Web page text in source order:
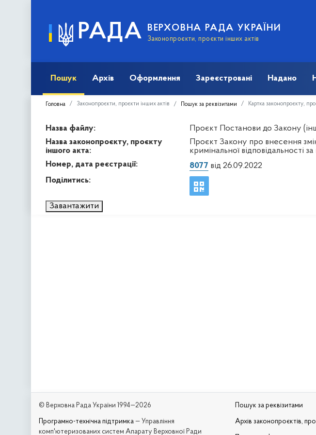
РАДА ВЕРХОВНА РАДА УКРАЇНИ
Законопроєкти, проєкти інших актів
Пошук Архів Оформлення Зареєстровані Надано
Головна Законопроєкти, проєкти інших актів Пошук за реквізитами Картка законопроєкту,
Назва файлу:
Проєкт Постанови до Закону
Назва законопроєкту, проєкту
іншого акта:
Проєкт Закону про внесення
кримінальної відповідальності
Номер, дата реєстрації:
8077 від 26.09.2022
Поділитись:
Завантажити
© Верховна Рада України 1994—2026
Програмно-технічна підтримка — Управління
комп'ютеризованих систем Апарату Верховної Ради
Пошук за реквізитами
Архів законопроєктів,